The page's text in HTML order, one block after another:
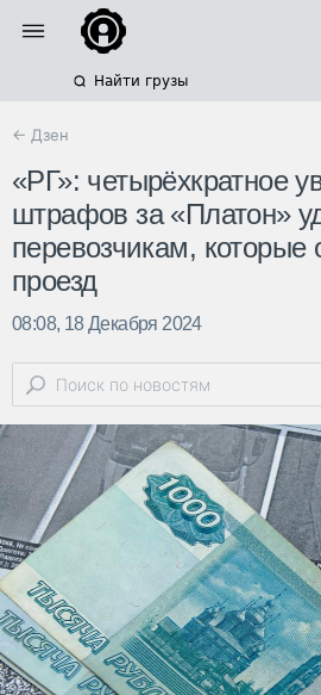
Найти грузы
← Дзен
«РГ»: четырёхкратное
штрафов за «Платон»
перевозчикам, которые
проезд
08:08, 18 Декабря 2024